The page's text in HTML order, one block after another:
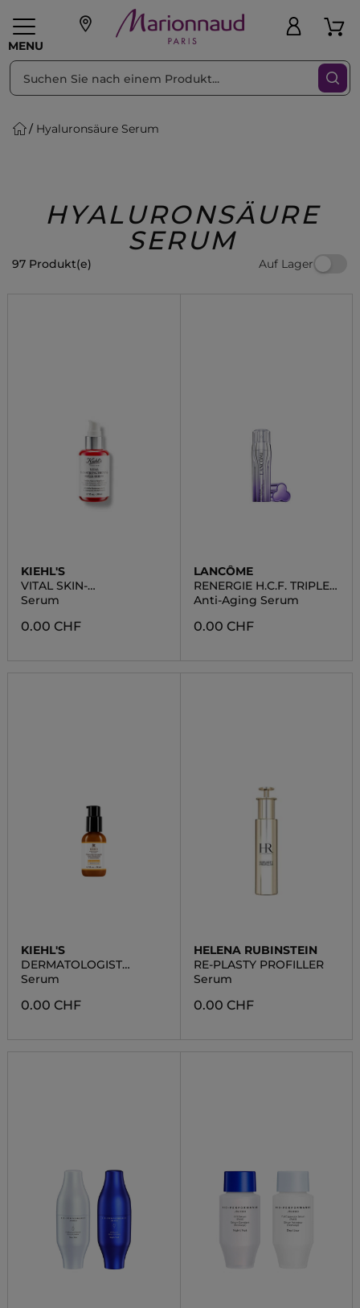
MENU
Geschenke PFLEGE
Hyaluronsäure Serum
HYALURONSÄURE
SERUM
97 Produkt(e) Auf Lager
sortieren nach Filter
KIEHL'S
VITAL SKIN-
STRENGTHENING SUPER
Serum
0.00 CHF
LANCÔME
RENERGIE H.C.F. TRIPLE
SERUM
Anti-Aging Serum
0.00 CHF
KIEHL'S
DERMATOLOGIST
SOLUTIONS ANTI A
Serum
0.00 CHF
HELENA RUBINSTEIN
RE-PLASTY PROFILLER
Serum
0.00 CHF